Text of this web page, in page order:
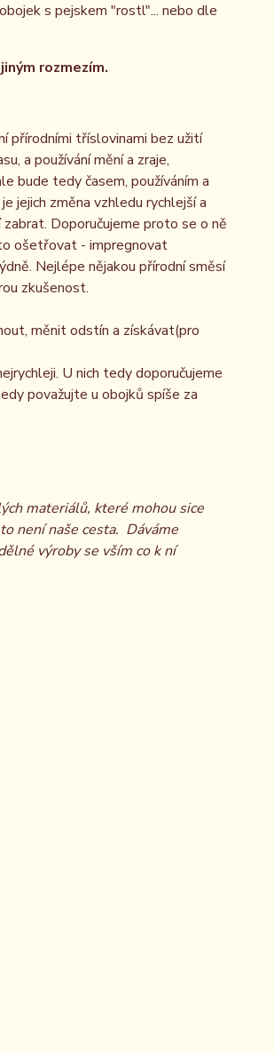
s pejskem "rostl"... nebo dle
rozmezím.
přírodními tříslovinami bez užití
a používání mění a zraje,
bude tedy časem, používáním a
jejich změna vzhledu rychlejší a
Doporučujeme proto se o ně
ošetřovat - impregnovat
Nejlépe nějakou přírodní směsí
zkušenost.
měnit odstín a získávat(pro
U nich tedy doporučujeme
považujte u obojků spíše za
materiálů, které mohou sice
není naše cesta. Dáváme
výroby se vším co k ní